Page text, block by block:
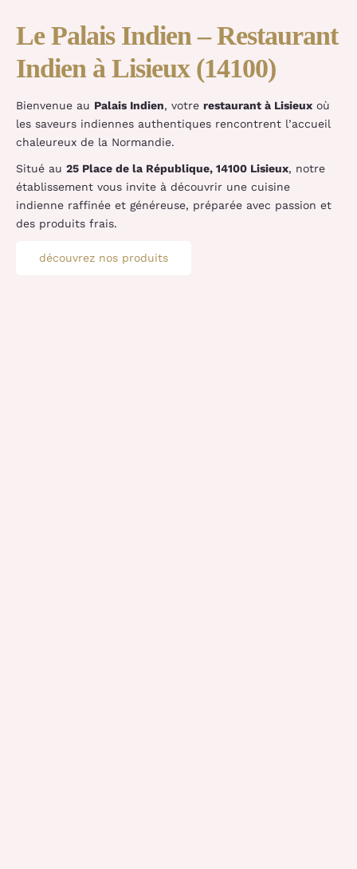
Le Palais Indien – Restaurant
Indien à Lisieux (14100)
Bienvenue au Palais Indien, votre restaurant à Lisieuxoù
les saveurs indiennes authentiques rencontrent l’accueil
chaleureux de la Normandie.
Situé au 25 Place de la République, 14100 Lisieux, notre
établissement vous invite à découvrir une cuisine
indienne raffinée et généreuse, préparée avec passion et
des produits frais.
découvrez nos produits